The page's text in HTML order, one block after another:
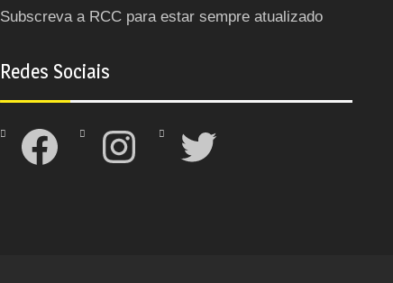
Subscreva a RCC para estar sempre atualizado
Redes Sociais
Facebook Instagram Twitter